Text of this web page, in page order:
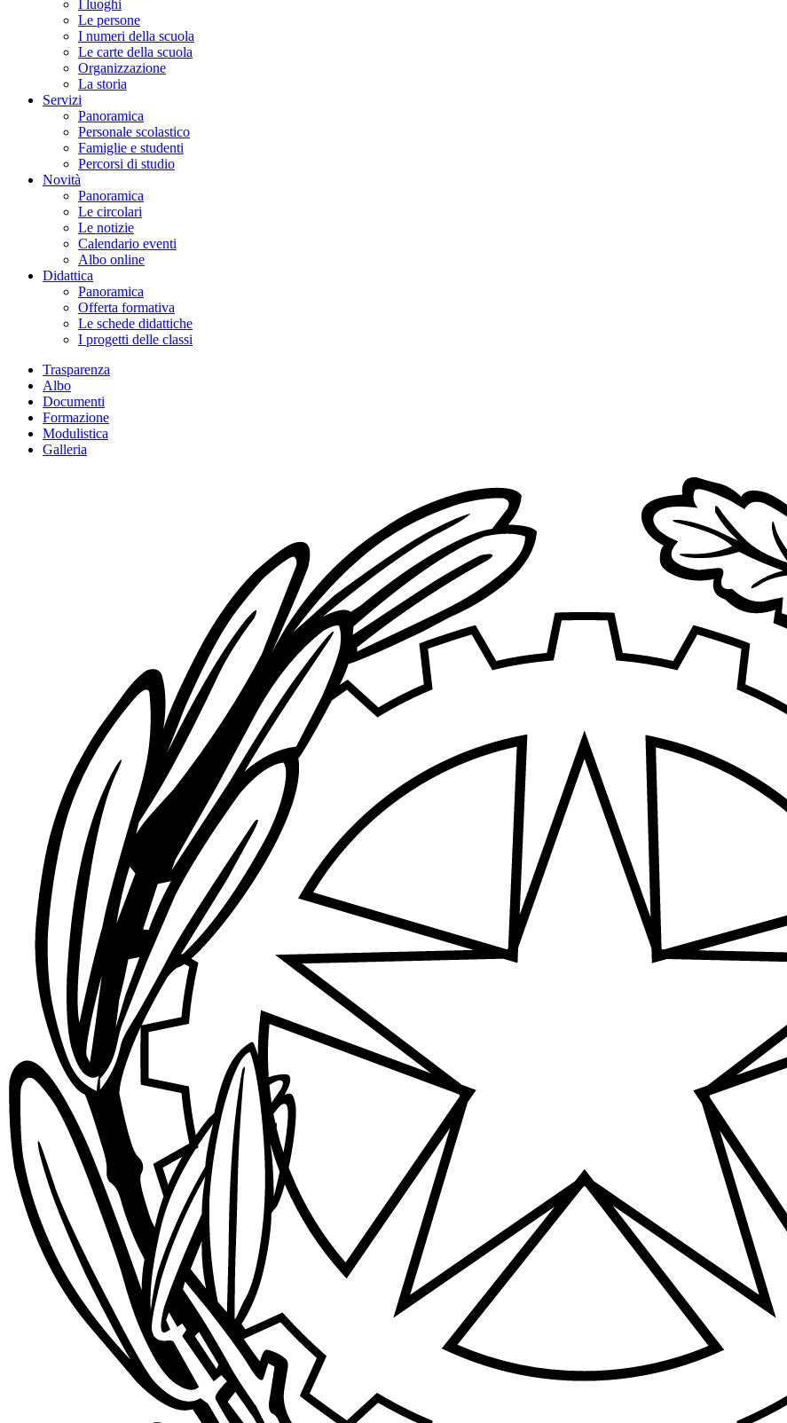
I luoghi
Le persone
I numeri della scuola
Le carte della scuola
Organizzazione
La storia
Servizi
Panoramica
Personale scolastico
Famiglie e studenti
Percorsi di studio
Novità
Panoramica
Le circolari
Le notizie
Calendario eventi
Albo online
Didattica
Panoramica
Offerta formativa
Le schede didattiche
I progetti delle classi
Trasparenza
Albo
Documenti
Formazione
Modulistica
Galleria